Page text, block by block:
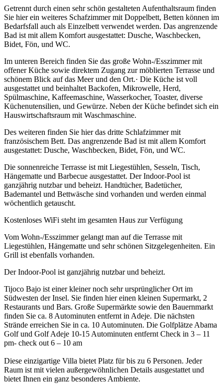
Getrennt durch einen sehr schön gestalteten Aufenthaltsraum finden
Sie hier ein weiteres Schafzimmer mit Doppelbett, Betten können im
Bedarfsfall auch als Einzelbett verwendet werden. Das angrenzende
Bad ist mit allem Komfort ausgestattet: Dusche, Waschbecken,
Bidet, Fön, und WC.
Im unteren Bereich finden Sie das große Wohn-/Esszimmer mit
offener Küche sowie direktem Zugang zur möblierten Terrasse und
schönem Blick auf das Meer und den Ort.· Die Küche ist voll
ausgestattet und beinhaltet Backofen, Mikrowelle, Herd,
Spülmaschine, Kaffeemaschine, Wasserkocher, Toaster, diverse
Küchenutensilien, und Gewürze. Neben der Küche befindet sich ein
Hauswirtschaftsraum mit Waschmaschine.
Des weiteren finden Sie hier das dritte Schlafzimmer mit
französischem Bett. Das angrenzende Bad ist mit allem Komfort
ausgestattet: Dusche, Waschbecken, Bidet, Fön, und WC.
Die sonnenreiche Terrasse ist mit Liegestühlen, Sesseln, Tisch,
Hängematte und Barbecue ausgestattet. Der Indoor-Pool ist
ganzjährig nutzbar und beheizt. Handtücher, Badetücher,
Bademantel und Bettwäsche sind vorhanden und werden einmal
wöchentlich getauscht.
Kostenloses WiFi steht im gesamten Haus zur Verfügung
Vom Wohn-/Esszimmer gelangt man auf die Terrasse mit
Liegestühlen, Hängematte und sehr schönen Sitzgelegenheiten. Ein
Grill ist ebenfalls vorhanden.
Der Indoor-Pool ist ganzjährig nutzbar und beheizt.
Tijoco Bajo ist einer kleiner noch sehr ursprünglicher Ort im
Südwesten der Insel. Sie finden hier einen kleinen Supermarkt, 2
Restaurants und Bars. Große Supermärkte sowie den Bauernmarkt
finden Sie ca. 8 Autominuten entfernt in Adeje. Die nächsten
Strände erreichen Sie in ca. 10 Autominuten. Die Golfplätze Abama
Golf und Golf Adeje 10-15 Autominuten entfernt Check in 3 – 11
pm- check out 6 – 10 am
Diese einzigartige Villa bietet Platz für bis zu 6 Personen. Jeder
Raum ist mit vielen außergewöhnlichen Details ausgestattet und
bietet Ihnen ein ganz besonderes Ambiente.